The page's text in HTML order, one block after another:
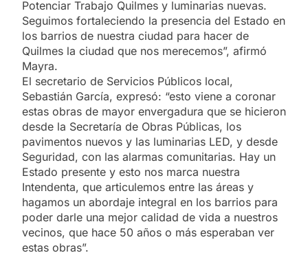
Potenciar Trabajo Quilmes y luminarias nuevas.
Seguimos fortaleciendo la presencia del Estado en
los barrios de nuestra ciudad para hacer de
Quilmes la ciudad que nos merecemos”, afirmó
Mayra.
El secretario de Servicios Públicos local,
Sebastián García, expresó: “esto viene a coronar
estas obras de mayor envergadura que se hicieron
desde la Secretaría de Obras Públicas, los
pavimentos nuevos y las luminarias LED, y desde
Seguridad, con las alarmas comunitarias. Hay un
Estado presente y esto nos marca nuestra
Intendenta, que articulemos entre las áreas y
hagamos un abordaje integral en los barrios para
poder darle una mejor calidad de vida a nuestros
vecinos, que hace 50 años o más esperaban ver
estas obras”.